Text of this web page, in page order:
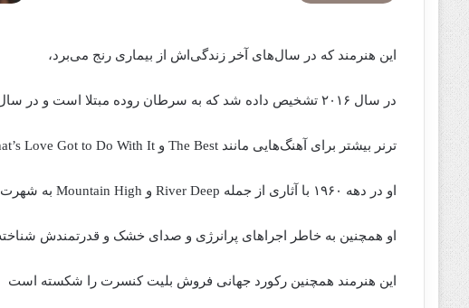
این هنرمند که در سال‌های آخر زندگی‌اش از بیماری رنج می‌برد،
در سال ۲۰۱۶ تشخیص داده شد که به سرطان روده مبتلا است و در سال ۲۰۱۷ پیوند کلیه انجام داد.
ترنر بیشتر برای آهنگ‌هایی مانند The Best و What’s Love Got to Do With It شناخته می‌شود.
او در دهه ۱۹۶۰ با آثاری از جمله River Deep و Mountain High به شهرت رسید.
او همچنین به خاطر اجراهای پرانرژی و صدای خشک و قدرتمندش
این هنرمند همچنین رکورد جهانی فروش بلیت کنسرت را شکسته است